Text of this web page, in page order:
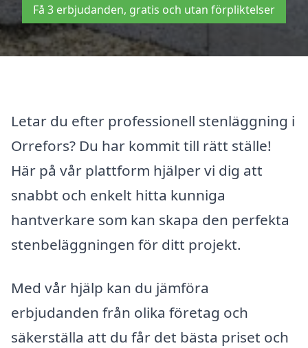
Få 3 erbjudanden, gratis och utan förpliktelser
Letar du efter professionell stenläggning i
Orrefors? Du har kommit till rätt ställe!
Här på vår plattform hjälper vi dig att
snabbt och enkelt hitta kunniga
hantverkare som kan skapa den perfekta
stenbeläggningen för ditt projekt.
Med vår hjälp kan du jämföra
erbjudanden från olika företag och
säkerställa att du får det bästa priset och